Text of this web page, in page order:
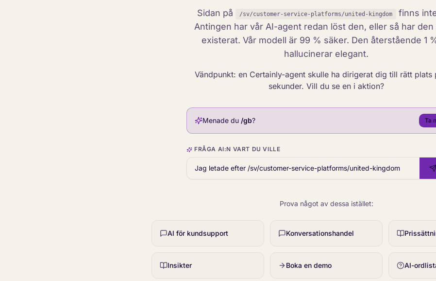
Sidan på /sv/customer-service-platforms/united-kingdom
finns
Antingen har vår AI-agent redan löst den, eller så har den
existerat. Vår modell är 99 % säker. Den återstående 1
hallucinerar elegant.
Vändpunkt: en Certainly-agent skulle ha dirigerat dig till rätt plats
sekunder. Vill du se en i aktion?
Menade du /gb? Ta
FRÅGA AI:N VART DU VILLE
Prova något av dessa istället:
AI för kundsupport Konversationshandel
Insikter Boka en demo AI-